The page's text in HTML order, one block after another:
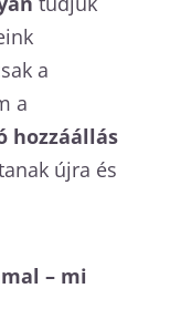
a
a
hozzáállás
újra és
– mi